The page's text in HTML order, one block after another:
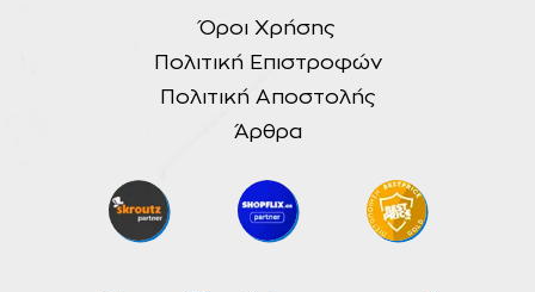
Όροι Χρήσης
Πολιτική Επιστροφών
Πολιτική Αποστολής
Άρθρα